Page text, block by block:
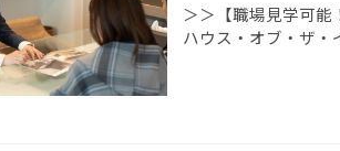
＞＞【職場見学可
ハウス・オブ・ザ・